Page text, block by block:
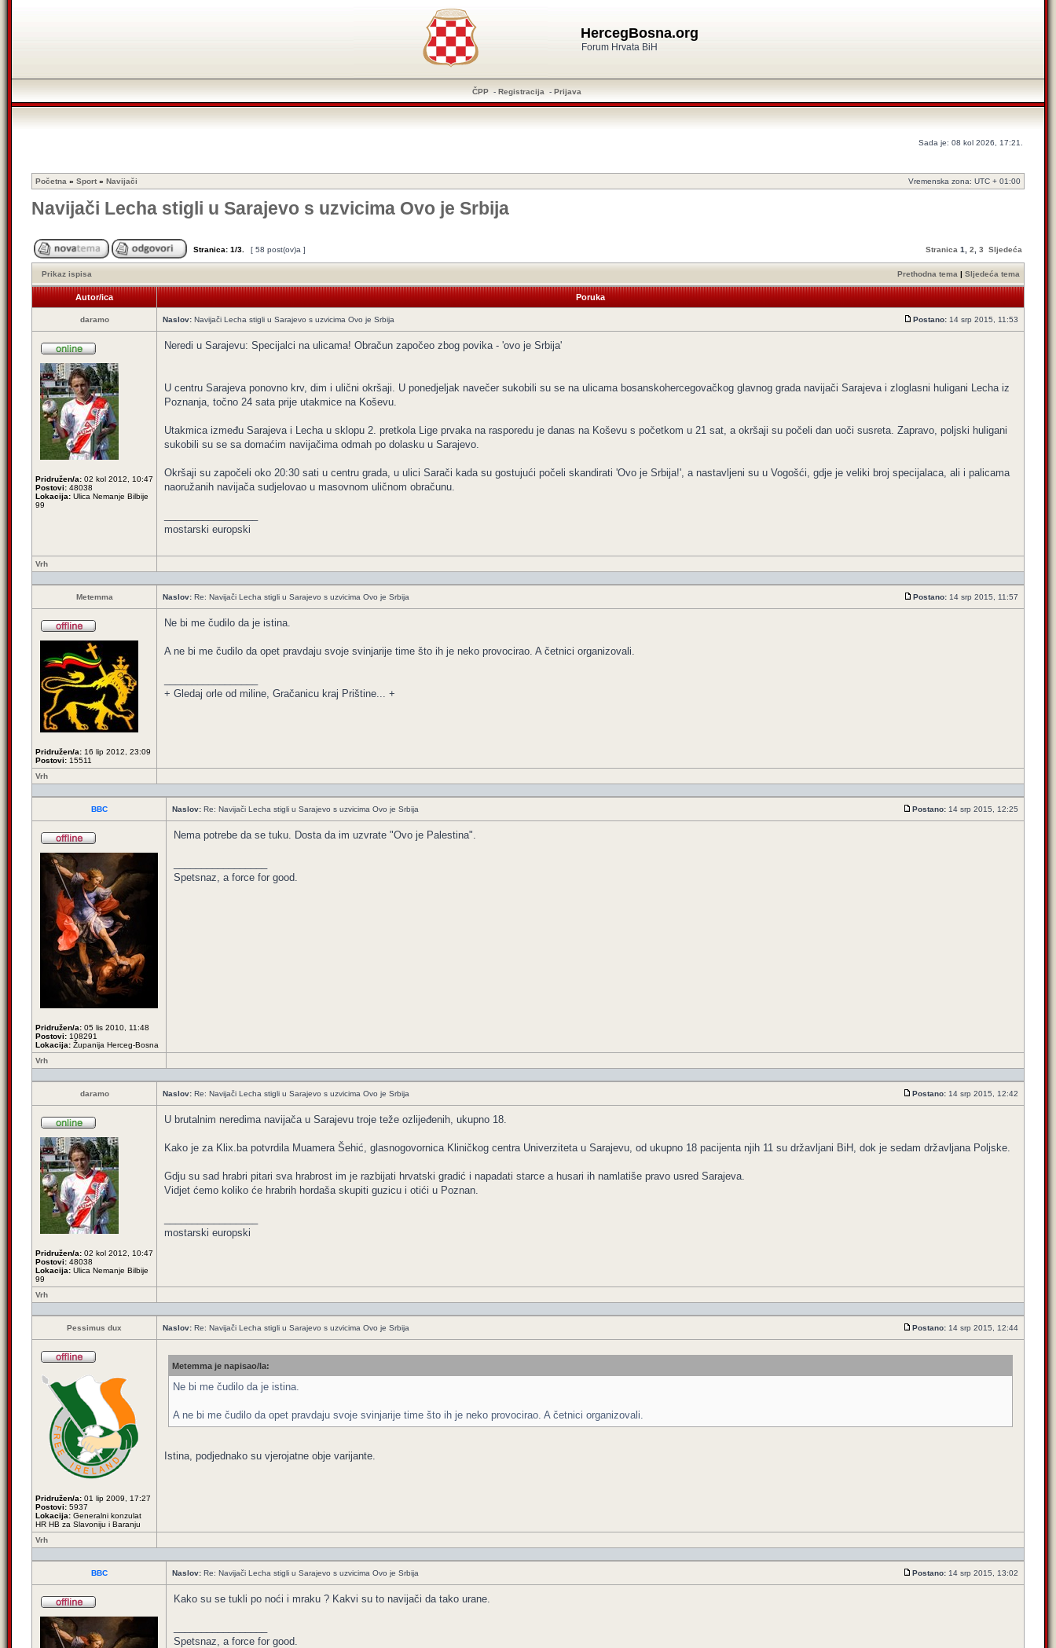
HercegBosna.org
Forum Hrvata BiH
ČPP - Registracija - Prijava
Sada je: 08 kol 2026, 17:21.
Početna » Sport » Navijači Vremenska zona: UTC + 01:00
Navijači Lecha stigli u Sarajevo s uzvicima Ovo je Srbija
Stranica: 1/3 [ 58 post(ov)a ] Stranica 1 2 3 Sljedeća
Prikaz ispisa Prethodna tema | Sljedeća tema
Autor/ica Poruka
daramo Naslov: Navijači Lecha stigli u Sarajevo s uzvicima Ovo je Srbija Postano: 14 srp 2015, 11:53
Pridružen/a: 02 kol 2012, 10:47
Postovi: 48038
Lokacija: Ulica Nemanje Bilbije
99
Neredi u Sarajevu: Specijalci na ulicama! Obračun započeo zbog povika - 'ovo je Srbija'
U centru Sarajeva ponovno krv, dim i ulični okršaji. U ponedjeljak navečer sukobili su se na ulicama bosanskohercegovačkog glavnog grada navijači Sarajeva i zloglasni huligani Lecha iz
Poznanja, točno 24 sata prije utakmice na Koševu.
Utakmica između Sarajeva i Lecha u sklopu 2. pretkola Lige prvaka na rasporedu je danas na Koševu s početkom u 21 sat, a okršaji su počeli dan uoči susreta. Zapravo, poljski huligani
sukobili su se sa domaćim navijačima odmah po dolasku u Sarajevo.
Okršaji su započeli oko 20:30 sati u centru grada, u ulici Sarači kada su gostujući počeli skandirati 'Ovo je Srbija!', a nastavljeni su u Vogošći, gdje je veliki broj specijalaca, ali i palicama
naoružanih navijača sudjelovao u masovnom uličnom obračunu.
mostarski europski
Vrh
Metemma Naslov: Re: Navijači Lecha stigli u Sarajevo s uzvicima Ovo je Srbija Postano: 14 srp 2015, 11:57
Pridružen/a: 16 lip 2012, 23:09
Postovi: 15511
Ne bi me čudilo da je istina.
A ne bi me čudilo da opet pravdaju svoje svinjarije time što ih je neko provocirao. A četnici organizovali.
+ Gledaj orle od miline, Gračanicu kraj Prištine... +
Vrh
BBC Naslov: Re: Navijači Lecha stigli u Sarajevo s uzvicima Ovo je Srbija Postano: 14 srp 2015, 12:25
Pridružen/a: 05 lis 2010, 11:48
Postovi: 108291
Lokacija: Županija Herceg-Bosna
Nema potrebe da se tuku. Dosta da im uzvrate "Ovo je Palestina".
Spetsnaz, a force for good.
Vrh
daramo Naslov: Re: Navijači Lecha stigli u Sarajevo s uzvicima Ovo je Srbija Postano: 14 srp 2015, 12:42
Pridružen/a: 02 kol 2012, 10:47
Postovi: 48038
Lokacija: Ulica Nemanje Bilbije
99
U brutalnim neredima navijača u Sarajevu troje teže ozlijeđenih, ukupno 18.
Kako je za Klix.ba potvrdila Muamera Šehić, glasnogovornica Kliničkog centra Univerziteta u Sarajevu, od ukupno 18 pacijenta njih 11 su državljani BiH, dok je sedam državljana Poljske.
Gdju su sad hrabri pitari sva hrabrost im je razbijati hrvatski gradić i napadati starce a husari ih namlatiše pravo usred Sarajeva.
Vidjet ćemo koliko će hrabrih hordaša skupiti guzicu i otići u Poznan.
mostarski europski
Vrh
Pessimus dux Naslov: Re: Navijači Lecha stigli u Sarajevo s uzvicima Ovo je Srbija Postano: 14 srp 2015, 12:44
Pridružen/a: 01 lip 2009, 17:27
Postovi: 5937
Lokacija: Generalni konzulat
HR HB za Slavoniju i Baranju
Metemma je napisao/la:
Ne bi me čudilo da je istina.
A ne bi me čudilo da opet pravdaju svoje svinjarije time što ih je neko provocirao. A četnici organizovali.
Istina, podjednako su vjerojatne obje varijante.
Vrh
BBC Naslov: Re: Navijači Lecha stigli u Sarajevo s uzvicima Ovo je Srbija Postano: 14 srp 2015, 13:02
Kako su se tukli po noći i mraku ? Kakvi su to navijači da tako urane.
Spetsnaz, a force for good.